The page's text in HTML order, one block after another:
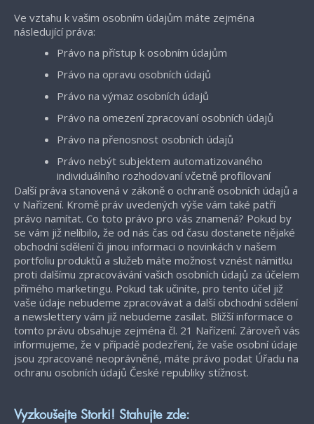
Ve vztahu k vašim osobním údajům máte zejména
následující práva:
Právo na přístup k osobním údajům
Právo na opravu osobních údajů
Právo na výmaz osobních údajů
Právo na omezení zpracovaní osobních údajů
Právo na přenosnost osobních údajů
Právo nebýt subjektem automatizovaného
individuálního rozhodovaní včetně profilovaní
Další práva stanovená v zákoně o ochraně osobních údajů a
v Nařízení. Kromě práv uvedených výše vám také patří
právo namítat. Co toto právo pro vás znamená? Pokud by
se vám již nelíbilo, že od nás čas od času dostanete nějaké
obchodní sdělení či jinou informaci o novinkách v našem
portfoliu produktů a služeb máte možnost vznést námitku
proti dalšímu zpracovávání vašich osobních údajů za účelem
přímého marketingu. Pokud tak učiníte, pro tento účel již
vaše údaje nebudeme zpracovávat a další obchodní sdělení
a newslettery vám již nebudeme zasílat. Bližší informace o
tomto právu obsahuje zejména čl. 21 Nařízení. Zároveň vás
informujeme, že v případě podezření, že vaše osobní údaje
jsou zpracované neoprávněné, máte právo podat Úřadu na
ochranu osobních údajů České republiky stížnost.
Vyzkoušejte Storki! Stahujte zde: